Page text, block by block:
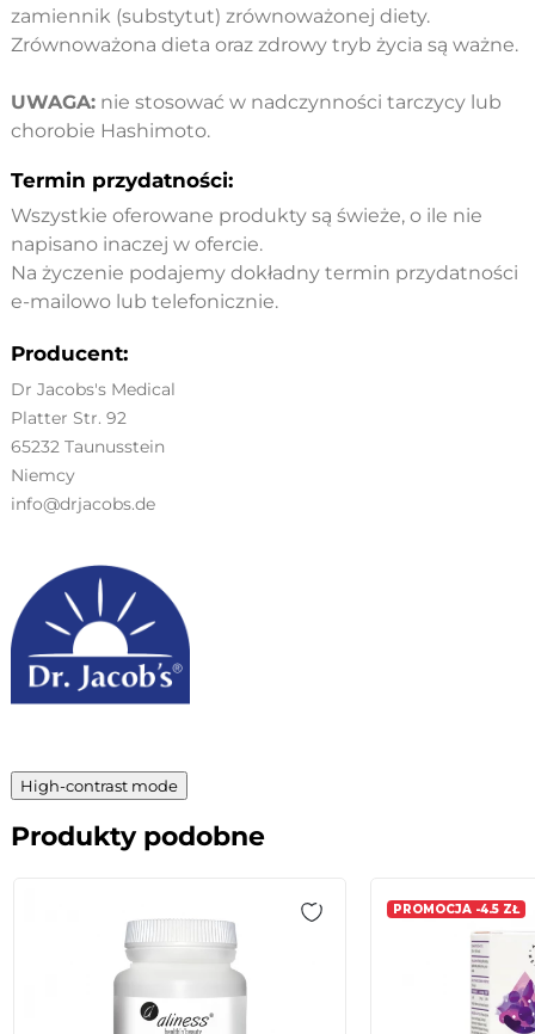
zamiennik (substytut) zrównoważonej diety.
Zrównoważona dieta oraz zdrowy tryb życia są ważne.
UWAGA: nie stosować w nadczynności tarczycy lub
chorobie Hashimoto.
Termin przydatności:
Wszystkie oferowane produkty są świeże, o ile nie
napisano inaczej w ofercie.
Na życzenie podajemy dokładny termin przydatności
e-mailowo lub telefonicznie.
Producent:
Dr Jacobs's Medical
Platter Str. 92
65232 Taunusstein
Niemcy
info@drjacobs.de
High-contrast mode
Produkty podobne
PROMOCJA -4.5 ZŁ